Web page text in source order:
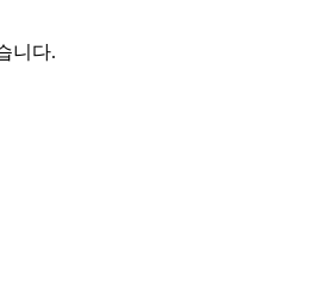
니다.